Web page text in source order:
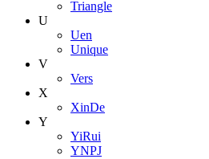
Triangle
U
Uen
Unique
V
Vers
X
XinDe
Y
YiRui
YNPJ